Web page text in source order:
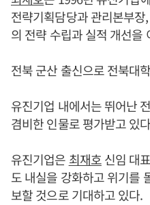
전략기획담당과 관리본부
의 전략 수립과 실적 개선을
전북 군산 출신으로 전북대
유진기업 내에서는 뛰어난
겸비한 인물로 평가받고 있
유진기업은 최재호신임 대
도 내실을 강화하고 위기를
보할 것으로 기대하고 있다.